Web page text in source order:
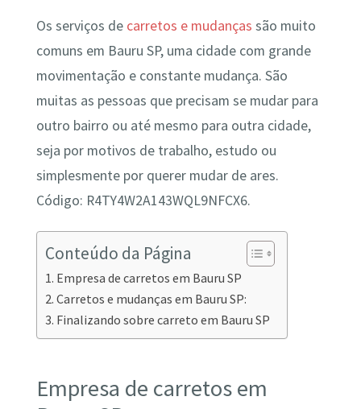
Os serviços de carretos e mudanças são muito
comuns em Bauru SP, uma cidade com grande
movimentação e constante mudança. São
muitas as pessoas que precisam se mudar para
outro bairro ou até mesmo para outra cidade,
seja por motivos de trabalho, estudo ou
simplesmente por querer mudar de ares.
Código: R4TY4W2A143WQL9NFCX6.
Conteúdo da Página
Empresa de carretos em Bauru SP
Carretos e mudanças em Bauru SP:
Finalizando sobre carreto em Bauru SP
Empresa de carretos em